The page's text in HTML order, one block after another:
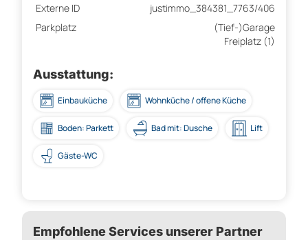
Externe ID
justimmo_384381_7763/406
Parkplatz
(Tief-)Garage
Freiplatz (1)
Ausstattung:
Einbauküche Wohnküche / offene Küche
Boden: Parkett Bad mit: Dusche Lift
Gäste-WC
Empfohlene Services unserer Partner